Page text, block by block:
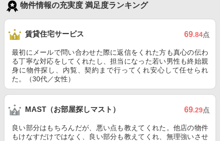
物件情報の充実度 満足度ランキング
賃貸住宅サービス 69.84点
最初にメールで問い合わせた際に返信をくれた方も真心の伝わ
る丁寧な対応をしてくれたし、担当になった若い男性も終始親
身に物件探し、内覧、契約まで行ってくれ安心して任せられ
た。（30代／女性）
MAST（お部屋探しマスト） 69.29点
良い部分はもちろんだが、悪い点も教えてくれた。他店の物件
もけなすだけではなく、良い部分も教えてくれ、無理強いさせ